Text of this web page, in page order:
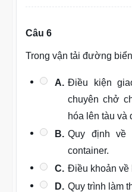
Câu 6
Trong vận tải đường
A. Điều kiện
chuyên chở
hóa lên tàu và
B. Quy định về
container.
C. Điều khoản về
D. Quy trình làm